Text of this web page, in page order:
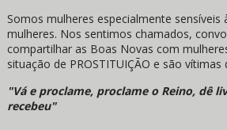
Somos mulheres especialmente sensíveis
mulheres. Nos sentimos chamados,
compartilhar as Boas Novas com
situação de PROSTITUIÇÃO e são vítimas
"Vá e proclame, proclame o Reino, dê
recebeu"